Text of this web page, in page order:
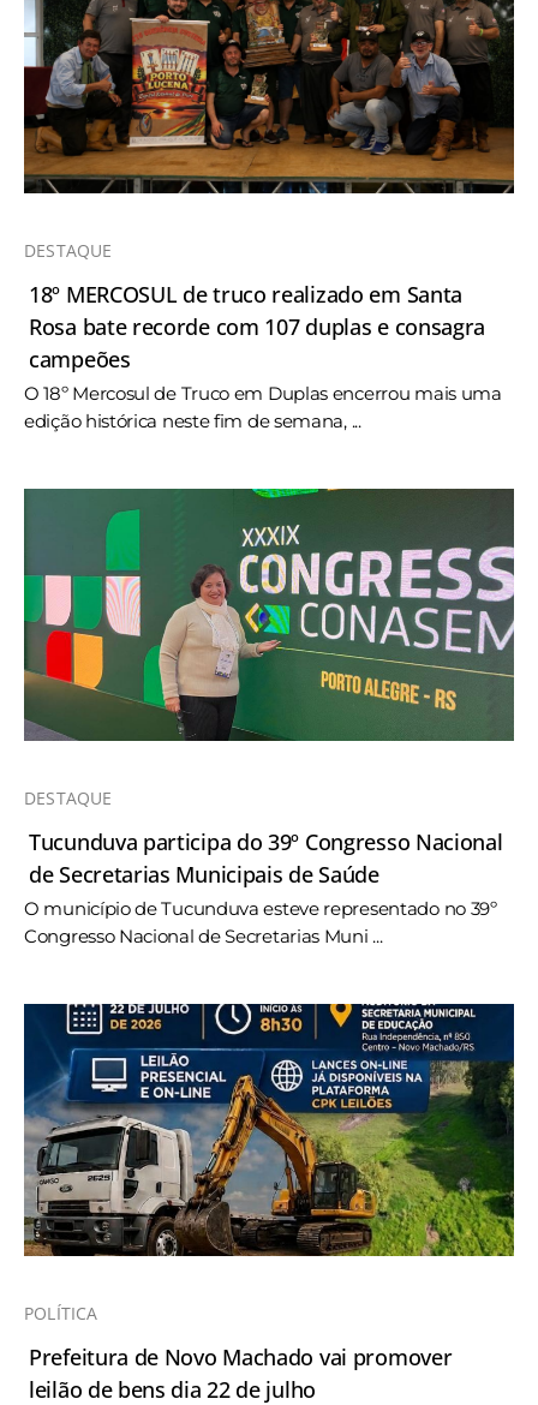
DESTAQUE
18º MERCOSUL de truco realizado em Santa
Rosa bate recorde com 107 duplas e consagra
campeões
O 18º Mercosul de Truco em Duplas encerrou mais uma
edição histórica neste fim de semana, ...
DESTAQUE
Tucunduva participa do 39º Congresso Nacional
de Secretarias Municipais de Saúde
O município de Tucunduva esteve representado no 39º
Congresso Nacional de Secretarias Muni ...
POLÍTICA
Prefeitura de Novo Machado vai promover
leilão de bens dia 22 de julho